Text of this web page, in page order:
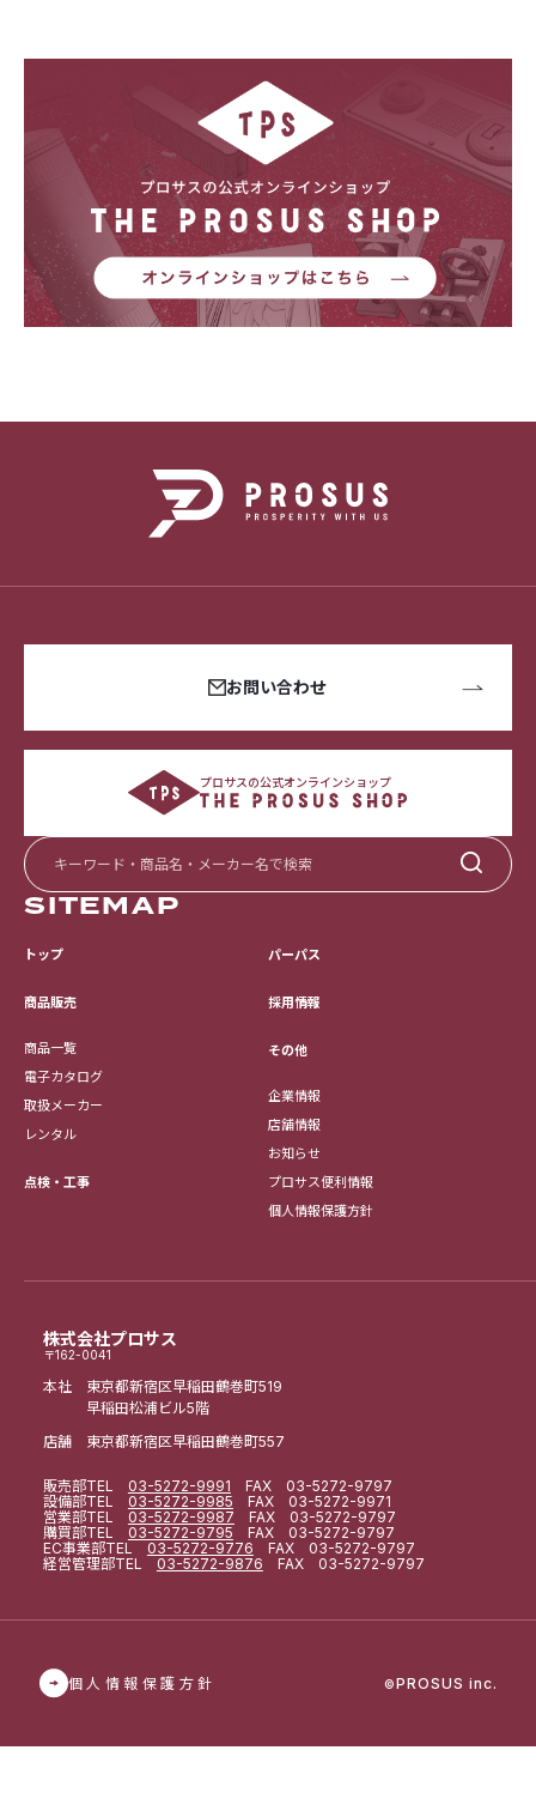
株式会社プロサス
〒162-0041
本社 東京都新宿区早稲田鶴巻町519
早稲田松浦ビル5階
店舗 東京都新宿区早稲田鶴巻町557
販売部TEL 03-5272-9991 FAX 03-5272-9797
設備部TEL 03-5272-9985 FAX 03-5272-9971
営業部TEL 03-5272-9987 FAX 03-5272-9797
購買部TEL 03-5272-9795 FAX 03-5272-9797
EC事業部TEL 03-5272-9776 FAX 03-5272-9797
経営管理部TEL 03-5272-9876 FAX 03-5272-9797
お問い合わせ
プロサスの公式オンラインショップ
SITEMAP
トップ
商品販売
商品一覧
電子カタログ
取扱メーカー
レンタル
点検・工事
パーパス
採用情報
その他
企業情報
店舗情報
お知らせ
プロサス便利情報
個人情報保護方針
個人情報保護方針 ©PROSUS inc.